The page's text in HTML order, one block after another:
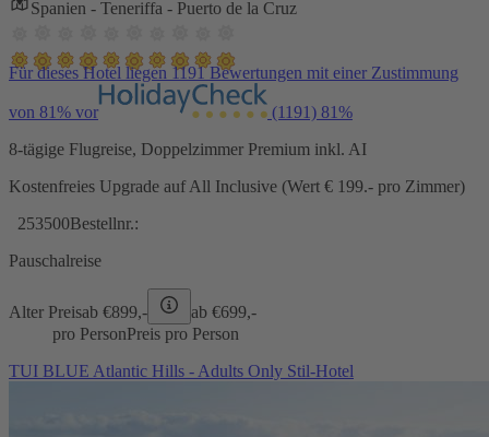
Spanien - Teneriffa - Puerto de la Cruz
Für dieses Hotel liegen 1191 Bewertungen mit einer Zustimmung
von 81% vor (1191) 81%
8-tägige Flugreise, Doppelzimmer Premium inkl. AI
Kostenfreies Upgrade auf All Inclusive (Wert € 199.- pro Zimmer)
253500Bestellnr.:
Pauschalreise
Alter Preisab €899,- ab €699,-
pro PersonPreis pro Person
TUI BLUE Atlantic Hills - Adults Only Stil-Hotel